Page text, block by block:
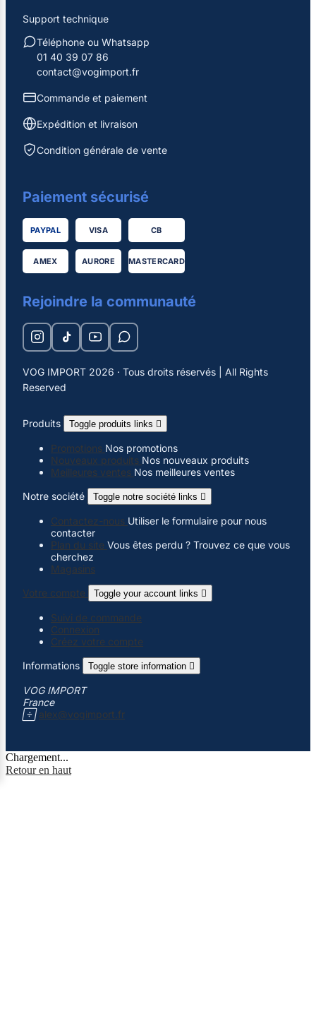
Support technique
Téléphone ou Whatsapp
01 40 39 07 86
contact@vogimport.fr
Commande et paiement
Expédition et livraison
Condition générale de vente
Paiement sécurisé
PAYPAL VISA CB
AMEX AURORE MASTERCARD
Rejoindre la communauté
VOG IMPORT 2026 · Tous droits réservés | All Rights
Reserved
Produits Toggle produits links 
Promotions Nos promotions
Nouveaux produits Nos nouveaux produits
Meilleures ventes Nos meilleures ventes
Notre société
Toggle notre société links 
Contactez-nous Utiliser le formulaire pour nous
contacter
Plan du site Vous êtes perdu ? Trouvez ce que vous
cherchez
Magasins
Votre compte
Toggle your account links 
Suivi de commande
Connexion
Créez votre compte
Informations
Toggle store information 
VOG IMPORT
France
 alex@vogimport.fr
Chargement...
Retour en haut